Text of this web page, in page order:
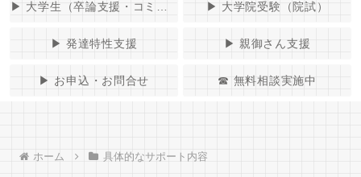
▶︎ 大学院受験（院試）
▶︎ 発達特性支援 ▶︎ 親御さん支援
▶︎ お申込・お問合せ ☎ 無料相談実施中
ホーム 具体的なサポート内容